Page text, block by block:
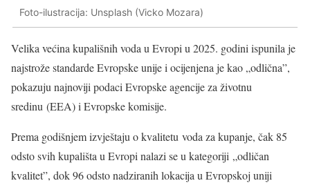
Foto-ilustracija: Unsplash (Vicko Mozara)
Velika većina kupališnih voda u Evropi u 2025. godini ispunila je
najstrože standarde Evropske unije i ocijenjena je kao „odlična”,
pokazuju najnoviji podaci Evropske agencije za životnu
sredinu (EEA) i Evropske komisije.
Prema godišnjem izvještaju o kvalitetu voda za kupanje, čak 85
odsto svih kupališta u Evropi nalazi se u kategoriji „odličan
kvalitet”, dok 96 odsto nadziranih lokacija u Evropskoj uniji